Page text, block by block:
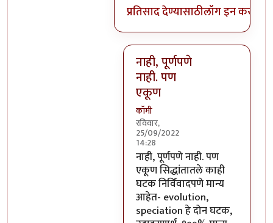
प्रतिसाद देण्यासाठीलॉग इन करा
नाही, पूर्णपणे
नाही. पण
एकूण
कॉमी
रविवार,
25/09/2022
14:28
In reply toपायथागोरस सिद्धांत
नाही, पूर्णपणे नाही. पण
एकूण सिद्धांतातले काही
घटक निर्विवादपणे मान्य
आहेत- evolution,
speciation हे दोन घटक,